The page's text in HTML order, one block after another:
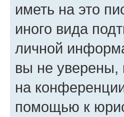
иметь на это
иного вида
личной
вы не уверены,
на
помощью к